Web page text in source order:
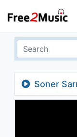
Soner